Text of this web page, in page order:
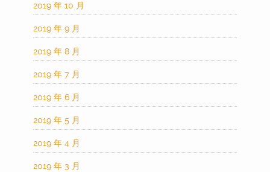
2019 年 10 月
2019 年 9 月
2019 年 8 月
2019 年 7 月
2019 年 6 月
2019 年 5 月
2019 年 4 月
2019 年 3 月